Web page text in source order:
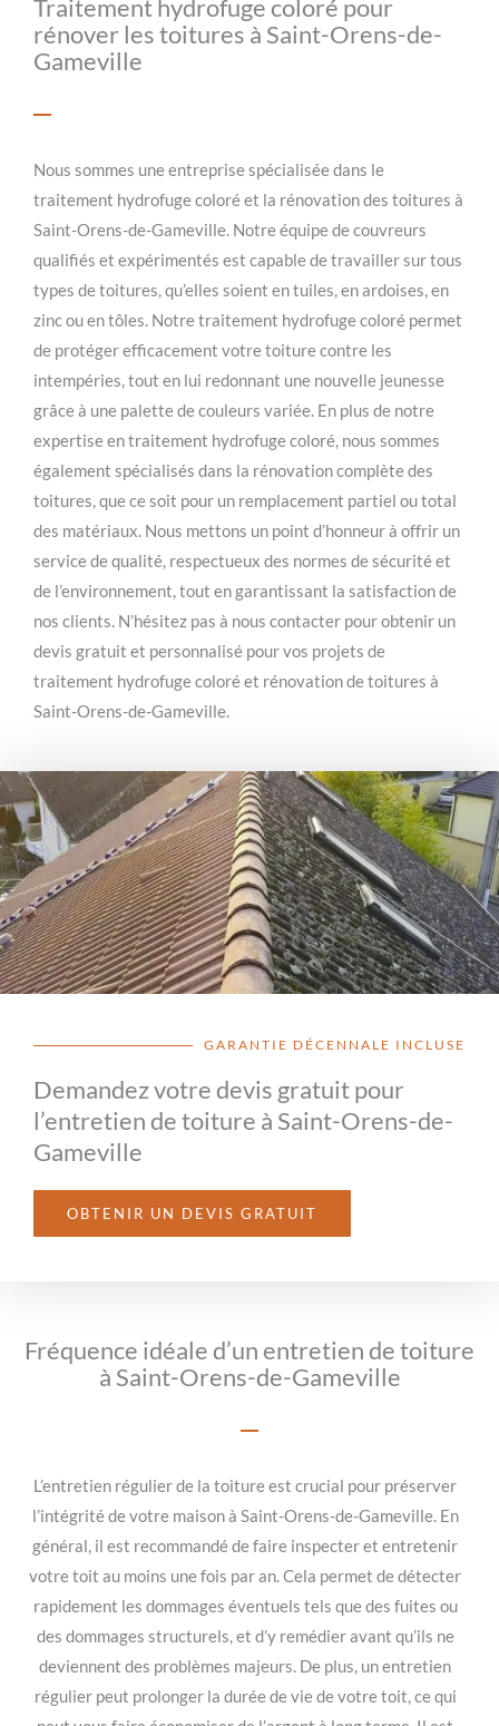
Traitement hydrofuge coloré pour
rénover les toitures à Saint-Orens-de-
Gameville
Nous sommes une entreprise spécialisée dans le
traitement hydrofuge coloré et la rénovation des toitures à
Saint-Orens-de-Gameville. Notre équipe de couvreurs
qualifiés et expérimentés est capable de travailler sur tous
types de toitures, qu’elles soient en tuiles, en ardoises, en
zinc ou en tôles. Notre traitement hydrofuge coloré permet
de protéger efficacement votre toiture contre les
intempéries, tout en lui redonnant une nouvelle jeunesse
grâce à une palette de couleurs variée. En plus de notre
expertise en traitement hydrofuge coloré, nous sommes
également spécialisés dans la rénovation complète des
toitures, que ce soit pour un remplacement partiel ou total
des matériaux. Nous mettons un point d’honneur à offrir un
service de qualité, respectueux des normes de sécurité et
de l’environnement, tout en garantissant la satisfaction de
nos clients. N’hésitez pas à nous contacter pour obtenir un
devis gratuit et personnalisé pour vos projets de
traitement hydrofuge coloré et rénovation de toitures à
Saint-Orens-de-Gameville.
GARANTIE DÉCENNALE INCLUSE
Demandez votre devis gratuit pour
l’entretien de toiture à Saint-Orens-de-
Gameville
OBTENIR UN DEVIS GRATUIT
Fréquence idéale d’un entretien de toiture
à Saint-Orens-de-Gameville
L’entretien régulier de la toiture est crucial pour préserver
l’intégrité de votre maison à Saint-Orens-de-Gameville. En
général, il est recommandé de faire inspecter et entretenir
votre toit au moins une fois par an. Cela permet de détecter
rapidement les dommages éventuels tels que des fuites ou
des dommages structurels, et d’y remédier avant qu’ils ne
deviennent des problèmes majeurs. De plus, un entretien
régulier peut prolonger la durée de vie de votre toit, ce qui